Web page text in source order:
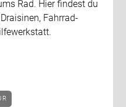
Rad. Hier findest du
Fahrrad-